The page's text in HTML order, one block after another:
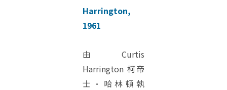
Harrington,
1961
由 Curtis
Harrington 柯帝
士·哈林頓執